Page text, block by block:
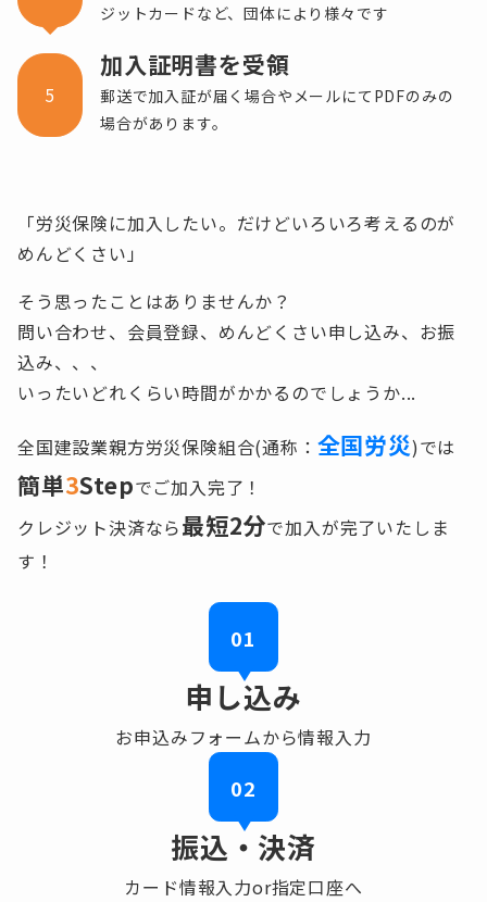
ジットカードなど、団体により様々です
5
加入証明書を受領
郵送で加入証が届く場合やメールにてPDFのみの
場合があります。
「労災保険に加入したい。だけどいろいろ考えるのが
めんどくさい」
そう思ったことはありませんか？
問い合わせ、会員登録、めんどくさい申し込み、お振
込み、、、
いったいどれくらい時間がかかるのでしょうか...
全国建設業親方労災保険組合(通称： 全国労災)では
簡単3Stepでご加入完了！
クレジット決済なら最短2分で加入が完了いたしま
す！
01
申し込み
お申込みフォームから情報入力
02
振込・決済
カード情報入力or指定口座へ